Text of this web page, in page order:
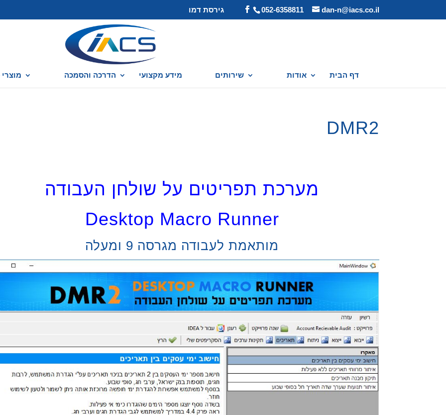
052-6358811 dan-n@iacs.co.il גירסת דמו
דף הבית אודות שירותים מידע מקצועי הדרכה והסמכה מוצרי caseware
DMR2
מערכת תפריטים על שולחן העבודה
Desktop Macro Runner
מותאמת לעבודה מגרסה 9 ומעלה